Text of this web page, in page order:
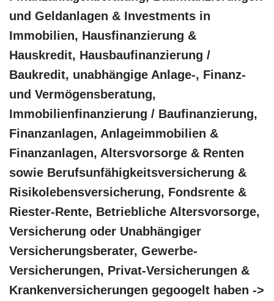
und Geldanlagen & Investments in
Immobilien, Hausfinanzierung &
Hauskredit, Hausbaufinanzierung /
Baukredit, unabhängige Anlage-, Finanz-
und Vermögensberatung,
Immobilienfinanzierung / Baufinanzierung,
Finanzanlagen, Anlageimmobilien &
Finanzanlagen, Altersvorsorge & Renten
sowie Berufsunfähigkeitsversicherung &
Risikolebensversicherung, Fondsrente &
Riester-Rente, Betriebliche Altersvorsorge,
Versicherung oder Unabhängiger
Versicherungsberater, Gewerbe-
Versicherungen, Privat-Versicherungen &
Krankenversicherungen gegoogelt haben ->